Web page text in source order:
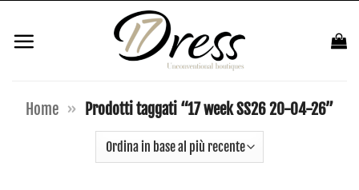
contenuti
Home » Prodotti taggati “17 week SS26 20-04-26”